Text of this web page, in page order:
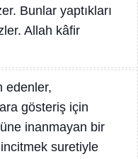
Bunlar yaptıkları
Allah kâfir
edenler,
gösteriş için
inanmayan bir
suretiyle